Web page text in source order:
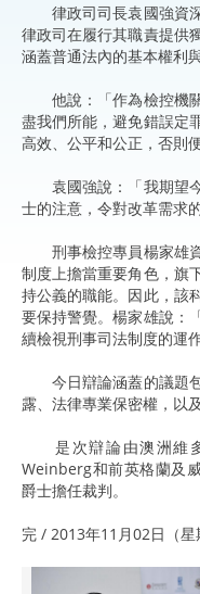
律政司司長袁國強資深
律政司在履行其職責提供
涵蓋普通法內的基本權利
他說：「作為檢控機關
盡我們所能，避免錯誤定
高效、公平和公正，否則
袁國強說：「我期望今
士的注意，令對改革需求
刑事檢控專員楊家雄資
制度上擔當重要角色，旗
持公義的職能。因此，該
要保持警覺。楊家雄說：
續檢視刑事司法制度的運
今日辯論涵蓋的議題包
露、法律專業保密權，以
是次辯論由澳洲維多
Weinberg和前英格蘭及
爵士擔任裁判。
完 / 2013年11月02日（星